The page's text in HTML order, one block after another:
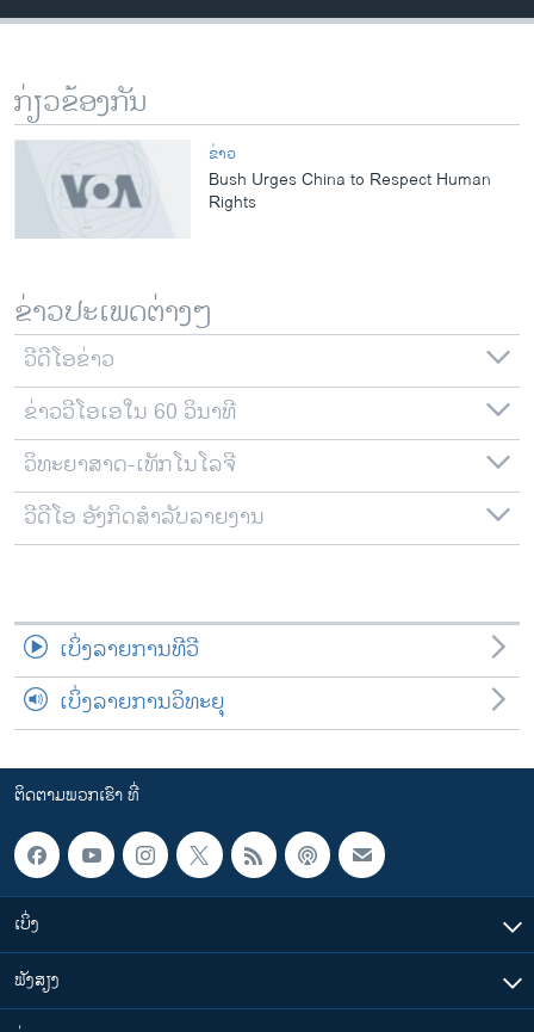
ທຸລະກິດ
ວີດີໂອ
ລາຍການກະຈາຍສຽງ
ລາຍງານ
ຕິດຕາມພວກເຮົາ ທີ່
ພາສາຕ່າງໆ
ກ່ຽວຂ້ອງກັນ
ຂ່າວ
Bush Urges China to Respect Human
Rights
ຂ່າວປະເພດຕ່າງໆ
ວີດີໂອຂ່າວ
ຂ່າວວີໂອເອໃນ 60 ວິນາທີ
ວິທະຍາສາດ-ເທັກໂນໂລຈີ
ວີດີໂອ ອັງກິດສຳລັບລາຍງານ
ເບິ່ງລາຍການທີວີ
ເບິ່ງລາຍການວິທະຍຸ
ຕິດຕາມພວກເຮົາ ທີ່
ເບິ່ງ
ຟັງສຽງ